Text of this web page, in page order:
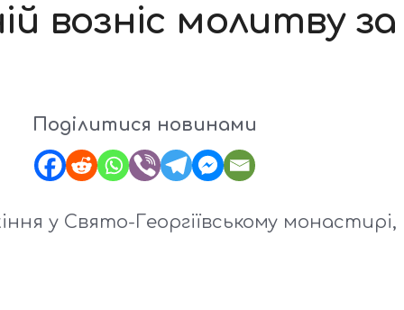
возніс молитву за
Поділитися новинами
у Свято-Георгіївському